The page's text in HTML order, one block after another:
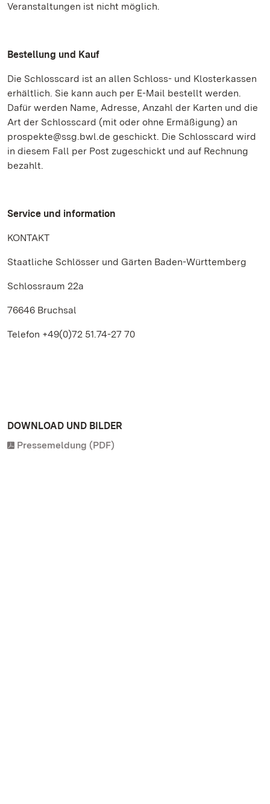
Veranstaltungen ist nicht möglich.
Bestellung und Kauf
Die Schlosscard ist an allen Schloss- und Klosterkassen
erhältlich. Sie kann auch per E-Mail bestellt werden.
Dafür werden Name, Adresse, Anzahl der Karten und die
Art der Schlosscard (mit oder ohne Ermäßigung) an
prospekte@ssg.bwl.de geschickt. Die Schlosscard wird
in diesem Fall per Post zugeschickt und auf Rechnung
bezahlt.
Service und information
KONTAKT
Staatliche Schlösser und Gärten Baden-Württemberg
Schlossraum 22a
76646 Bruchsal
Telefon +49(0)72 51.74-27 70
DOWNLOAD UND BILDER
Pressemeldung (PDF)